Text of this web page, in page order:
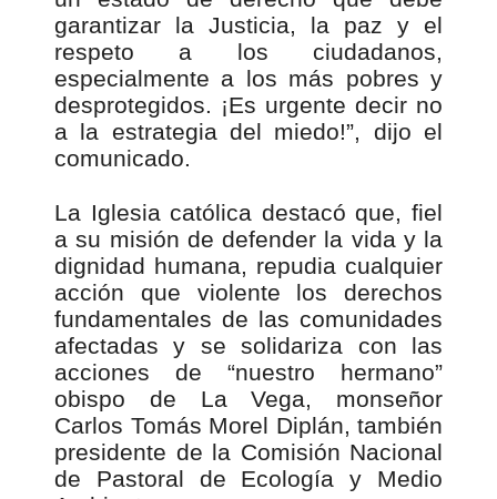
garantizar la Justicia, la paz y el
respeto a los ciudadanos,
especialmente a los más pobres y
desprotegidos. ¡Es urgente decir no
a la estrategia del miedo!”, dijo el
comunicado.
La Iglesia católica destacó que, fiel
a su misión de defender la vida y la
dignidad humana, repudia cualquier
acción que violente los derechos
fundamentales de las comunidades
afectadas y se solidariza con las
acciones de “nuestro hermano”
obispo de La Vega, monseñor
Carlos Tomás Morel Diplán, también
presidente de la Comisión Nacional
de Pastoral de Ecología y Medio